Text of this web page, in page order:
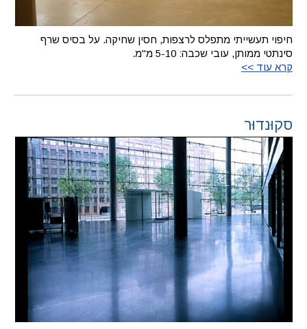
חיפוי תעשייתי מתפלס לרצפות, חסין שחיקה. על בסיס שרף
סינתטי ממותן, עובי שכבה: 5-10 מ"מ.
קרא עוד >>
סקוּנדוּר